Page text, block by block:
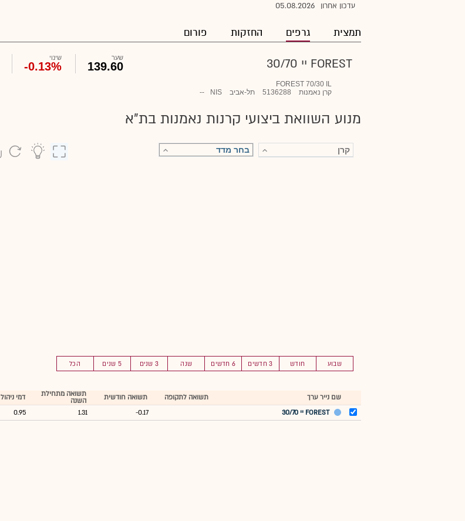
עדכון אחרון 05.08.2026
תמצית גרפים החזקות פורום
FOREST יי 30/70
FOREST 70/30 IL
קרן נאמנות
5136288 תל-אביב NIS
--
שער
139.60
שינוי
-0.13%
מנוע השוואת ביצועי קרנות נאמנות בת"א
שבוע חודש 3 חדשים 6 חדשים שנה 3 שנים 5 שנים הכל
שם נייר ערך תשואה לתקופה תשואה חודשית
תשואה מתחילת
השנה
דמי ניהול
FOREST יי 30/70
-0.17
1.31
0.95